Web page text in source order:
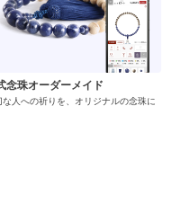
念珠オーダーメイド
な人への祈りを、オリジナルの念珠に